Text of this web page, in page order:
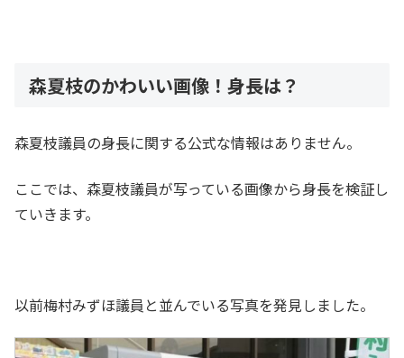
森夏枝のかわいい画像！身長は？
森夏枝議員の身長に関する公式な情報はありません。
ここでは、森夏枝議員が写っている画像から身長を検証し
ていきます。
以前梅村みずほ議員と並んでいる写真を発見しました。